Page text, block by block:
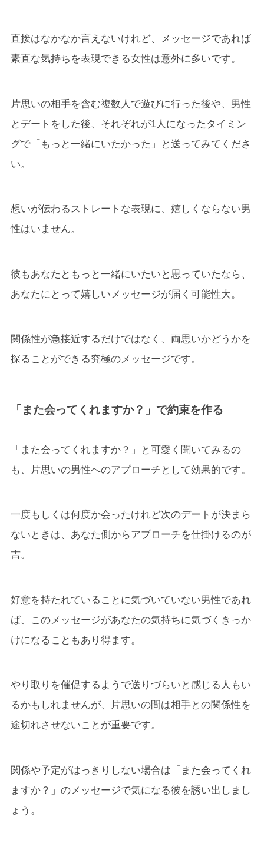
直接はなかなか言えないけれど、メッセージであれば
素直な気持ちを表現できる女性は意外に多いです。
片思いの相手を含む複数人で遊びに行った後や、男性
とデートをした後、それぞれが1人になったタイミン
グで「もっと一緒にいたかった」と送ってみてくださ
い。
想いが伝わるストレートな表現に、嬉しくならない男
性はいません。
彼もあなたともっと一緒にいたいと思っていたなら、
あなたにとって嬉しいメッセージが届く可能性大。
関係性が急接近するだけではなく、両思いかどうかを
探ることができる究極のメッセージです。
「また会ってくれますか？」で約束を作る
「また会ってくれますか？」と可愛く聞いてみるの
も、片思いの男性へのアプローチとして効果的です。
一度もしくは何度か会ったけれど次のデートが決まら
ないときは、あなた側からアプローチを仕掛けるのが
吉。
好意を持たれていることに気づいていない男性であれ
ば、このメッセージがあなたの気持ちに気づくきっか
けになることもあり得ます。
やり取りを催促するようで送りづらいと感じる人もい
るかもしれませんが、片思いの間は相手との関係性を
途切れさせないことが重要です。
関係や予定がはっきりしない場合は「また会ってくれ
ますか？」のメッセージで気になる彼を誘い出しまし
ょう。